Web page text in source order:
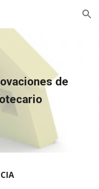
Skip to navigation
de